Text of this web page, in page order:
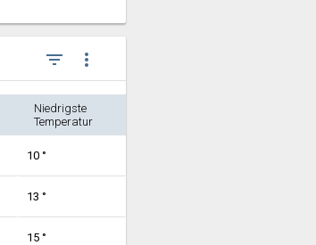
filter_list more_vert
Niedrigste
Temperatur
10 °
13 °
15 °